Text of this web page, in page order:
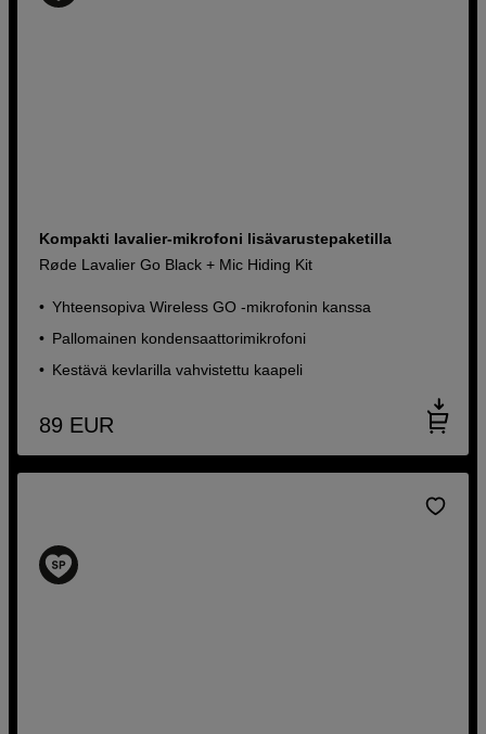
Kompakti lavalier-mikrofoni lisävarustepaketilla
Røde Lavalier Go Black + Mic Hiding Kit
Yhteensopiva Wireless GO -mikrofonin kanssa
Pallomainen kondensaattorimikrofoni
Kestävä kevlarilla vahvistettu kaapeli
89 EUR